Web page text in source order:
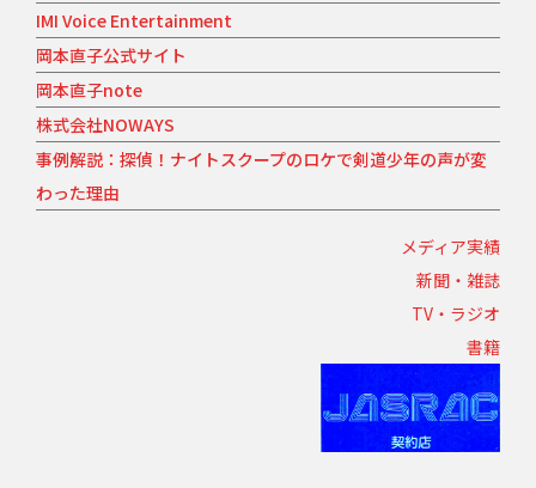
IMI Voice Entertainment
岡本直子公式サイト
岡本直子note
株式会社NOWAYS
事例解説：探偵！ナイトスクープのロケで剣道少年の声が変
わった理由
メディア実績
新聞・雑誌
TV・ラジオ
書籍